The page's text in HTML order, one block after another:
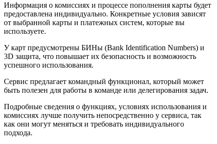
Информация о комиссиях и процессе пополнения карты будет
предоставлена индивидуально. Конкретные условия зависят
от выбранной карты и платежных систем, которые вы
используете.
У карт предусмотрены БИНы (Bank Identification Numbers) и
3D защита, что повышает их безопасность и возможность
успешного использования.
Сервис предлагает командный функционал, который может
быть полезен для работы в команде или делегирования задач.
Подробные сведения о функциях, условиях использования и
комиссиях лучше получить непосредственно у сервиса, так
как они могут меняться и требовать индивидуального
подхода.